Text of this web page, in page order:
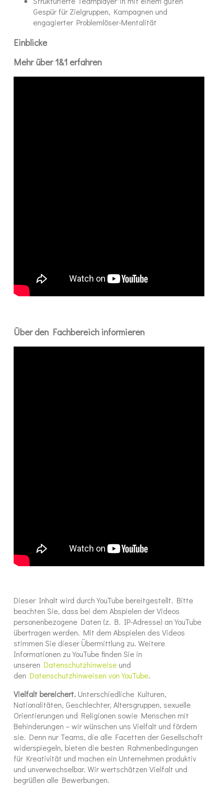
Gespür für Zielgruppen, Kampagnen und
engagierter Problemlöser-Mentalität
Einblicke
Mehr über 1&1 erfahren
Über den Fachbereich informieren
Dieser Inhalt wird durch YouTube bereitgestellt. Bitte
beachten Sie, dass bei dem Abspielen der Videos
personenbezogene Daten (z. B. IP-Adresse) an YouTube
übertragen werden. Mit dem Abspielen des Videos
stimmen Sie dieser Übermittlung zu. Weitere
Informationen zu YouTube finden Sie in
unseren Datenschutzhinweise und
den Datenschutzhinweisen von YouTube.
Vielfalt bereichert. Unterschiedliche Kulturen,
Nationalitäten, Geschlechter, Altersgruppen, sexuelle
Orientierungen und Religionen sowie Menschen mit
Behinderungen – wir wünschen uns Vielfalt und fördern
sie. Denn nur Teams, die alle Facetten der Gesellschaft
widerspiegeln, bieten die besten Rahmenbedingungen
für Kreativität und machen ein Unternehmen produktiv
und unverwechselbar. Wir wertschätzen Vielfalt und
begrüßen alle Bewerbungen.